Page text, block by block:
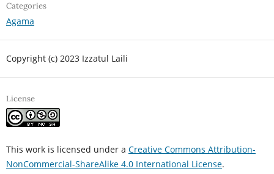
Categories
Agama
Copyright (c) 2023 Izzatul Laili
License
This work is licensed under a Creative Commons Attribution-
NonCommercial-ShareAlike 4.0 International License.